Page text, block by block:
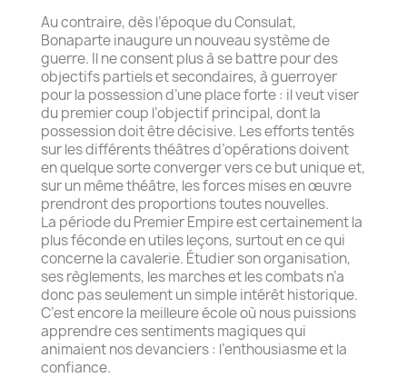
Au contraire, dès l’époque du Consulat,
Bonaparte inaugure un nouveau système de
guerre. Il ne consent plus à se battre pour des
objectifs partiels et secondaires, à guerroyer
pour la possession d’une place forte : il veut viser
du premier coup l’objectif principal, dont la
possession doit être décisive. Les efforts tentés
sur les différents théâtres d’opérations doivent
en quelque sorte converger vers ce but unique et,
sur un même théâtre, les forces mises en œuvre
prendront des proportions toutes nouvelles.
La période du Premier Empire est certainement la
plus féconde en utiles leçons, surtout en ce qui
concerne la cavalerie. Étudier son organisation,
ses règlements, les marches et les combats n’a
donc pas seulement un simple intérêt historique.
C’est encore la meilleure école où nous puissions
apprendre ces sentiments magiques qui
animaient nos devanciers : l’enthousiasme et la
confiance.